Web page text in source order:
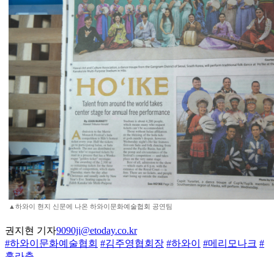
▲하와이 현지 신문에 나온 하와이문화예술협회 공연팀
권지현 기자9090ji@etoday.co.kr
#하와이문화예술협회 #김주영협회장 #하와이 #메리모나크 #